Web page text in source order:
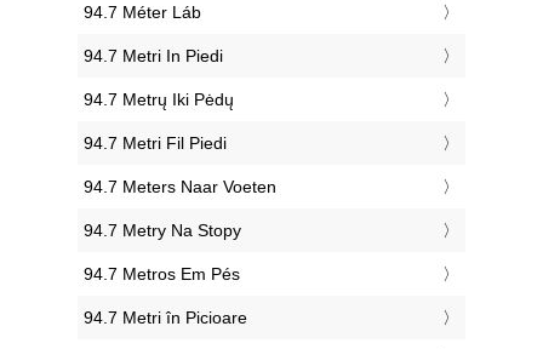
‎94.7 Méter Láb
‎94.7 Metri In Piedi
‎94.7 Metrų Iki Pėdų
‎94.7 Metri Fil Piedi
‎94.7 Meters Naar Voeten
‎94.7 Metry Na Stopy
‎94.7 Metros Em Pés
‎94.7 Metri în Picioare